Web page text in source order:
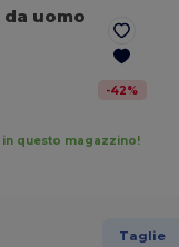
da uomo
-42%
questo magazzino!
Taglie